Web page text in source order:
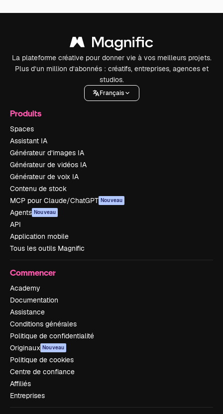
La plateforme créative pour donner vie à vos meilleurs projets.
Plus d’un million d’abonnés : créatifs, entreprises, agences et
studios.
Français
Produits
Spaces
Assistant IA
Générateur d’images IA
Générateur de vidéos IA
Générateur de voix IA
Contenu de stock
MCP pour Claude/ChatGPT Nouveau
Agents Nouveau
API
Application mobile
Tous les outils Magnific
Commencer
Academy
Documentation
Assistance
Conditions générales
Politique de confidentialité
Originaux Nouveau
Politique de cookies
Centre de confiance
Affiliés
Entreprises